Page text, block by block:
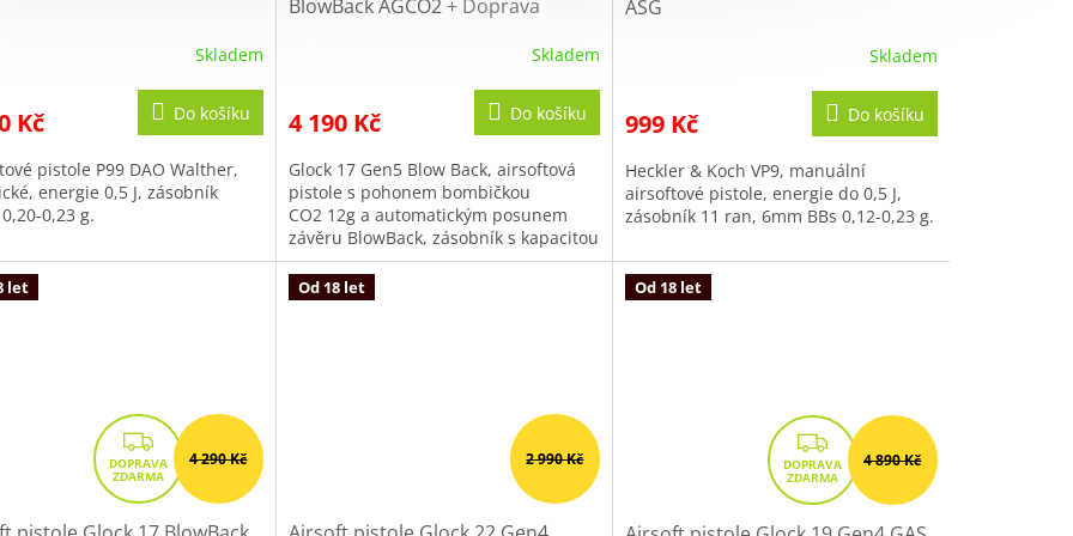
Skladem
Kč Do košíku
pistole P99 DAO Walther,
energie 0,5 J, zásobník
0,23 g.
M
BlowBack AGCO2+ Doprava
Skladem
4 190 Kč Do košíku
Glock 17 Gen5 Blow Back, airsoftová
pistole s pohonem bombičkou
CO2 12g a automatickým posunem
závěru BlowBack, zásobník s kapacitou
14 plastových BB kuliček 6mm,...
ASG
je
z
5
hvězdiček.
Skladem
999 Kč Do košíku
Heckler & Koch VP9, manuální
airsoftové pistole, energie do 0,5 J,
zásobník 11 ran, 6mm BBs 0,12-0,23 g.
let
Z
D
A
4 290 Kč
Od 18 let
2 990 Kč
Od 18 let
Z
D
A
4 890 Kč